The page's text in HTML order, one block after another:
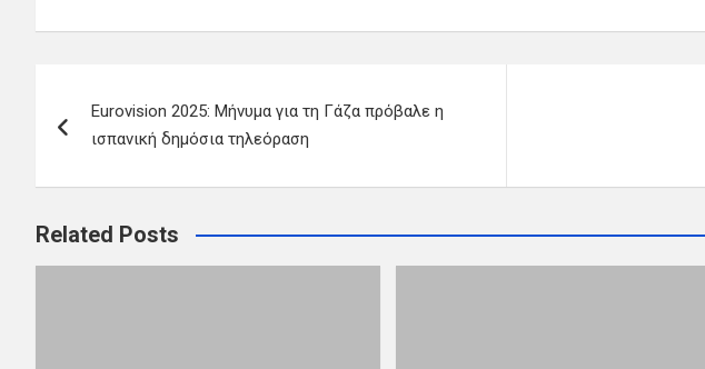
ο
ή
γ
Eurovision 2025: Μήνυμα για τη Γάζα πρόβαλε η
ισπανική δημόσια τηλεόραση
Related Posts